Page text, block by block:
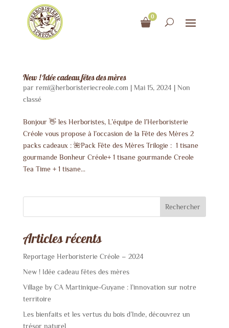
0
New ! Idée cadeau fêtes des mères
par remi@herboristeriecreole.com | Mai 15, 2024 | Non
classé
Bonjour 👋 les Herboristes, L’équipe de l’Herboristerie
Créole vous propose à l’occasion de la Fête des Mères 2
packs cadeaux : 🌺Pack Fête des Mères Trilogie : 1 tisane
gourmande Bonheur Créole+ 1 tisane gourmande Creole
Tea Time + 1 tisane...
Rechercher
Articles récents
Reportage Herboristerie Créole – 2024
New ! Idée cadeau fêtes des mères
Village by CA Martinique-Guyane : l’innovation sur notre
territoire
Les bienfaits et les vertus du bois d’Inde, découvrez un
trésor naturel